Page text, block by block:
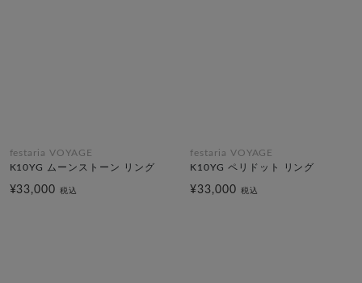
festaria VOYAGE
K10YG ムーンストーン リング
¥33,000税込
festaria VOYAGE
K10YG ペリドット リング
¥33,000 税込